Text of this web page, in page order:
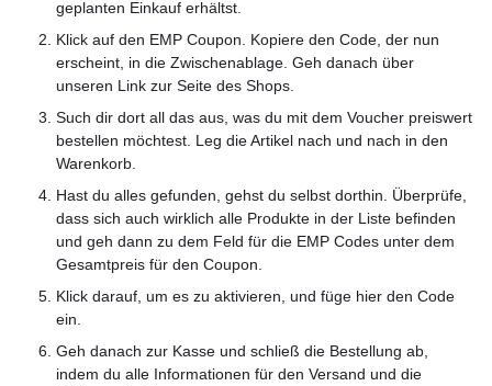
geplanten Einkauf erhältst.
Klick auf den EMP Coupon. Kopiere den Code, der nun
erscheint, in die Zwischenablage. Geh danach über
unseren Link zur Seite des Shops.
Such dir dort all das aus, was du mit dem Voucher preiswert
bestellen möchtest. Leg die Artikel nach und nach in den
Warenkorb.
Hast du alles gefunden, gehst du selbst dorthin. Überprüfe,
dass sich auch wirklich alle Produkte in der Liste befinden
und geh dann zu dem Feld für die EMP Codes unter dem
Gesamtpreis für den Coupon.
Klick darauf, um es zu aktivieren, und füge hier den Code
ein.
Geh danach zur Kasse und schließ die Bestellung ab,
indem du alle Informationen für den Versand und die